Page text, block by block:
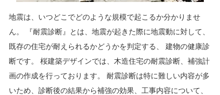
地震は、いつどこでどのような規模で起こるか分かりませ
ん。
『耐震診断』とは、地震が起きた際に地震動に対して、
既存の住宅が耐えられるかどうかを判定する、
建物の健康診
断です。 桜建築デザインでは、木造住宅の耐震診断、補強計
画の作成を行っております。
耐震診断は特に難しい内容が多
いため、診断後の結果から補強の効果、工事内容について、